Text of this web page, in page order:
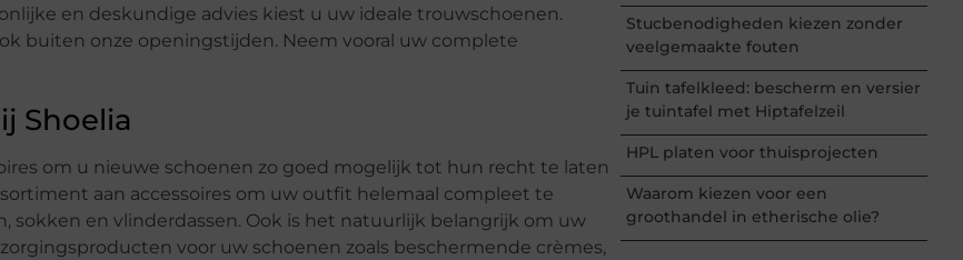
en deskundige advies kiest u uw ideale trouwschoenen.
buiten onze openingstijden. Neem vooral uw complete
Shoelia
om u nieuwe schoenen zo goed mogelijk tot hun recht te laten
aan accessoires om uw outfit helemaal compleet te
sokken en vlinderdassen. Ook is het natuurlijk belangrijk om uw
voor uw schoenen zoals beschermende crèmes,
Stucbenodigheden kiezen zonder
veelgemaakte fouten
Tuin tafelkleed: bescherm en versier
je tuintafel met Hiptafelzeil
HPL platen voor thuisprojecten
Waarom kiezen voor een
groothandel in etherische olie?